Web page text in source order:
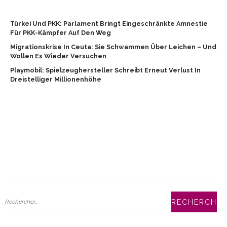
Türkei Und PKK: Parlament Bringt Eingeschränkte Amnestie
Für PKK-Kämpfer Auf Den Weg
Migrationskrise In Ceuta: Sie Schwammen Über Leichen – Und
Wollen Es Wieder Versuchen
Playmobil: Spielzeughersteller Schreibt Erneut Verlust In
Dreistelliger Millionenhöhe